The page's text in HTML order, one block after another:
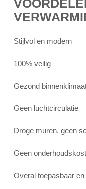
Stijlvol en modern
100% veilig
Gezond binnenklimaat
Geen luchtcirculatie
Droge muren, geen
Geen
Overal toepasbaar en